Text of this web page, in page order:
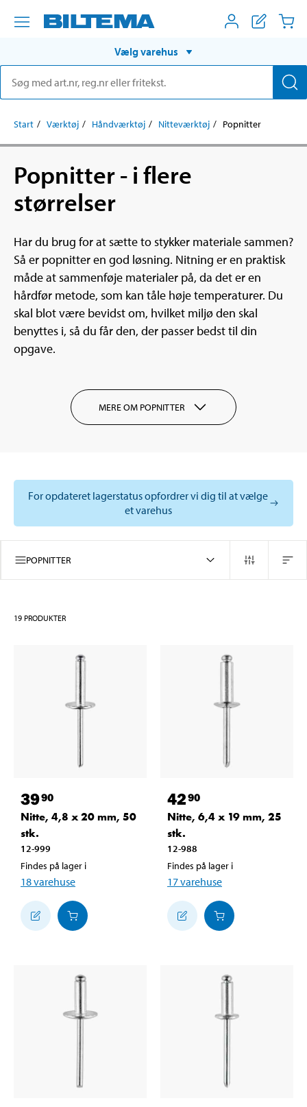
Vælg varehus
Start Værktøj Håndværktøj Nitteværktøj Popnitter
Popnitter - i flere
størrelser
Har du brug for at sætte to stykker materiale sammen?
Så er popnitter en god løsning. Nitning er en praktisk
måde at sammenføje materialer på, da det er en
hårdfør metode, som kan tåle høje temperaturer. Du
skal blot være bevidst om, hvilket miljø den skal
benyttes i, så du får den, der passer bedst til din
opgave.
MERE OM POPNITTER
For opdateret lagerstatus opfordrer vi dig til at vælge
et varehus
POPNITTER
19 PRODUKTER
3990
Nitte, 4,8 x 20 mm, 50
stk.
12-999
Findes på lager i
18varehuse
4290
Nitte, 6,4 x 19 mm, 25
stk.
12-988
Findes på lager i
17varehuse